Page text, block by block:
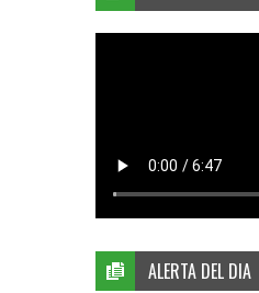
ALERTA DEL DIA